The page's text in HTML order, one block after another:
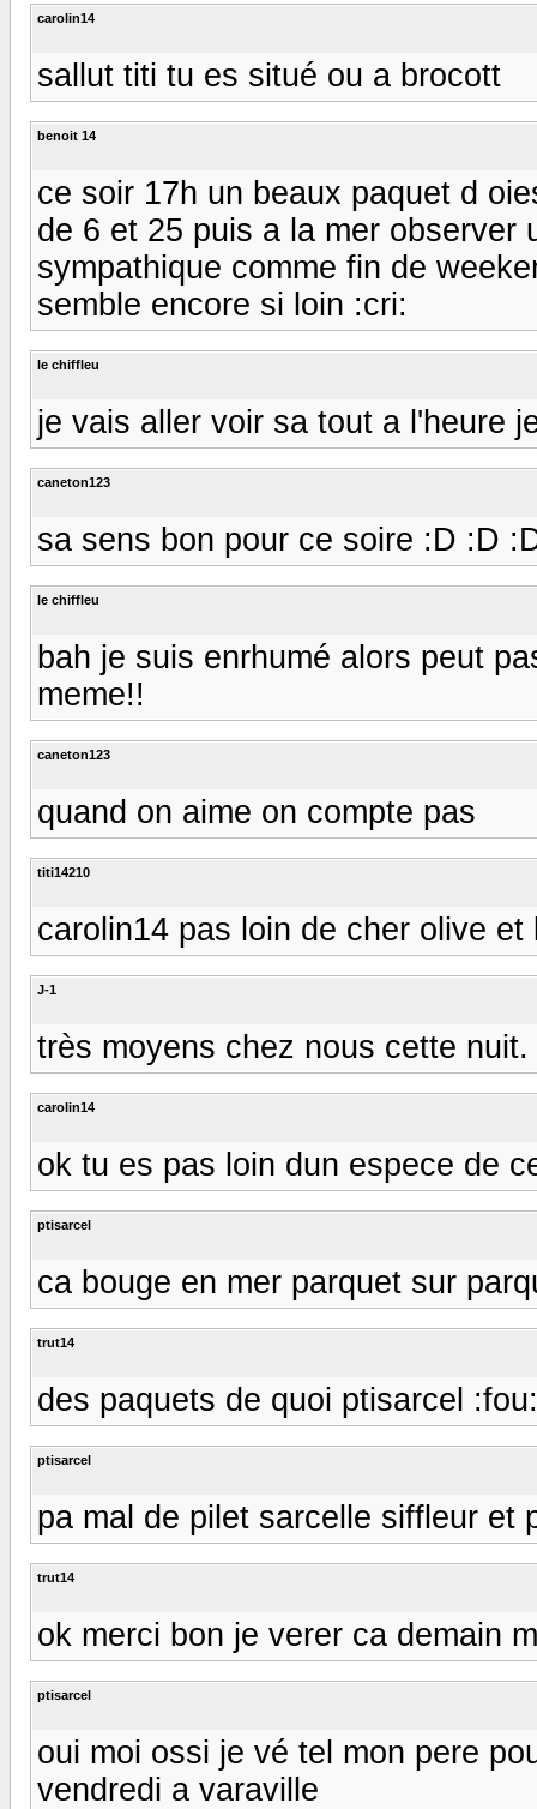
carolin14
sallut titi tu es situé ou a brocott
benoit 14
ce soir 17h un beaux paquet d
de 6 et 25 puis a la mer observer
sympathique comme fin de
semble encore si loin :cri:
le chiffleu
je vais aller voir sa tout a l'heure
caneton123
sa sens bon pour ce soire :D :D
le chiffleu
bah je suis enrhumé alors peut
meme!!
caneton123
quand on aime on compte pas
titi14210
carolin14 pas loin de cher olive et
J-1
très moyens chez nous cette
carolin14
ok tu es pas loin dun espece de
ptisarcel
ca bouge en mer parquet sur
trut14
des paquets de quoi ptisarcel :fou:
ptisarcel
pa mal de pilet sarcelle siffleur et
trut14
ok merci bon je verer ca demain
ptisarcel
oui moi ossi je vé tel mon pere
vendredi a varaville